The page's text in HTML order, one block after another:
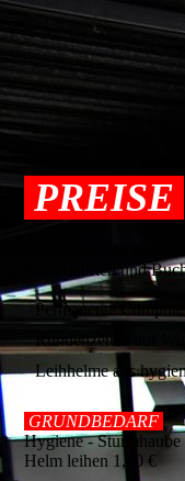
PREISE
Hier findest du dein
Einzelfahrten und
Permanente
Rundenzeiten auf
Leihhelme aus
GRUNDBEDARF
Hygiene -
Helm leihen 1,00 €